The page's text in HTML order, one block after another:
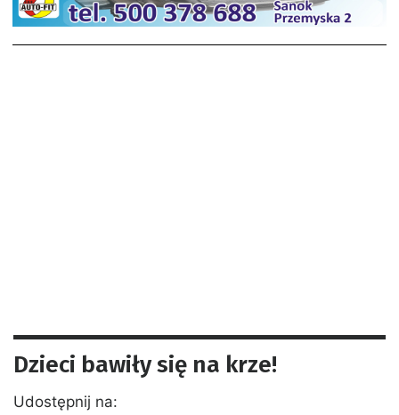
Dzieci bawiły się na krze!
Udostępnij na: